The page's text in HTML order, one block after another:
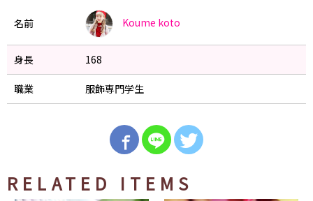
名前 Koume koto
身長 168
職業 服飾専門学生
RELATED ITEMS